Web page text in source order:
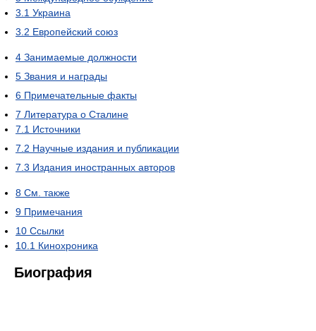
3.1 Украина
3.2 Европейский союз
4 Занимаемые должности
5 Звания и награды
6 Примечательные факты
7 Литература о Сталине
7.1 Источники
7.2 Научные издания и публикации
7.3 Издания иностранных авторов
8 См. также
9 Примечания
10 Ссылки
10.1 Кинохроника
Биография